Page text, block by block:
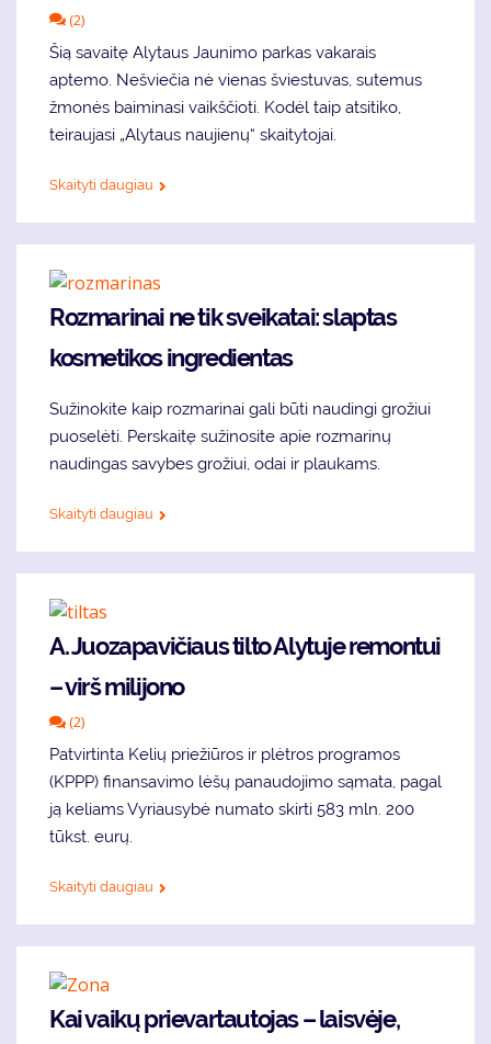
(2)
Šią savaitę Alytaus Jaunimo parkas vakarais
aptemo. Nešviečia nė vienas šviestuvas, sutemus
žmonės baiminasi vaikščioti. Kodėl taip atsitiko,
teiraujasi „Alytaus naujienų“ skaitytojai.
Skaityti daugiau
Rozmarinai ne tik sveikatai: slaptas
kosmetikos ingredientas
Sužinokite kaip rozmarinai gali būti naudingi grožiui
puoselėti. Perskaitę sužinosite apie rozmarinų
naudingas savybes grožiui, odai ir plaukams.
Skaityti daugiau
A. Juozapavičiaus tilto Alytuje remontui
– virš milijono
(2)
Patvirtinta Kelių priežiūros ir plėtros programos
(KPPP) finansavimo lėšų panaudojimo sąmata, pagal
ją keliams Vyriausybė numato skirti 583 mln. 200
tūkst. eurų.
Skaityti daugiau
Kai vaikų prievartautojas – laisvėje,